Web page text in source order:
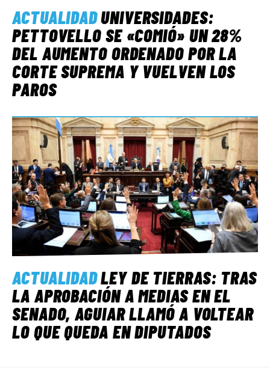
ACTUALIDADUNIVERSIDADES:
PETTOVELLO SE «COMIÓ» UN 28%
DEL AUMENTO ORDENADO POR LA
CORTE SUPREMA Y VUELVEN LOS
PAROS
ACTUALIDADLEY DE TIERRAS: TRAS
LA APROBACIÓN A MEDIAS EN EL
SENADO, AGUIAR LLAMÓ A VOLTEAR
LO QUE QUEDA EN DIPUTADOS